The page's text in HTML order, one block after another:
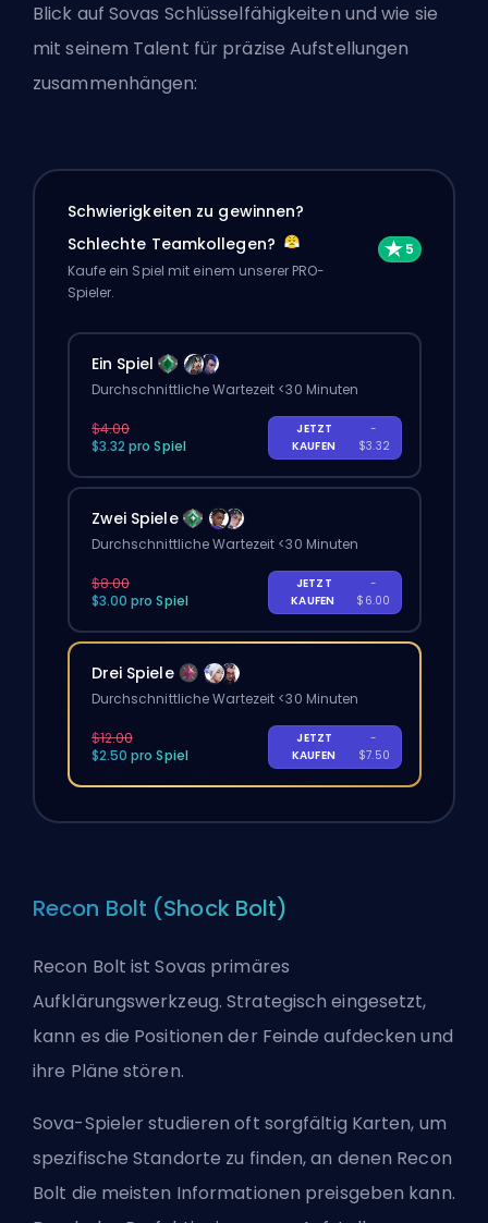
Blick auf Sovas Schlüsselfähigkeiten und wie sie
mit seinem Talent für präzise Aufstellungen
zusammenhängen:
Schwierigkeiten zu gewinnen?
Schlechte Teamkollegen?
Kaufe ein Spiel mit einem unserer PRO-
Spieler.
Ein Spiel
Durchschnittliche Wartezeit <30 Minuten
$4.00
$3.32 pro Spiel
JETZT
KAUFEN
-
$3.32
Zwei Spiele
Durchschnittliche Wartezeit <30 Minuten
$8.00
$3.00 pro Spiel
JETZT
KAUFEN
-
$6.00
Drei Spiele
Durchschnittliche Wartezeit <30 Minuten
$12.00
$2.50 pro Spiel
JETZT
KAUFEN
-
$7.50
Recon Bolt (Shock Bolt)
Recon Bolt ist Sovas primäres
Aufklärungswerkzeug. Strategisch eingesetzt,
kann es die Positionen der Feinde aufdecken und
ihre Pläne stören.
Sova-Spieler studieren oft sorgfältig Karten, um
spezifische Standorte zu finden, an denen Recon
Bolt die meisten Informationen preisgeben kann.